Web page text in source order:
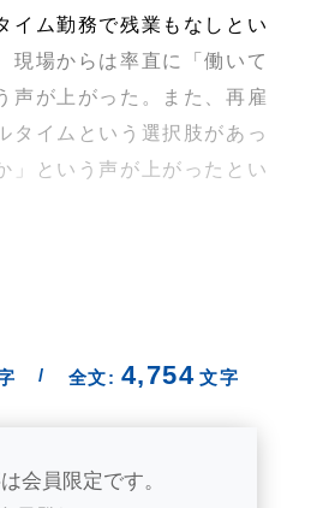
イム勤務で残業もなしとい
現場からは率直に「働いて
声が上がった。また、再雇
タイムという選択肢があっ
」という声が上がったとい
/ 全文: 4,754 文字
会員限定です。